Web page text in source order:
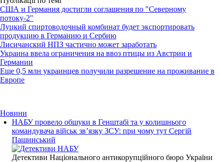
США и Германия достигли соглашения по "Северному
потоку-2"
Луцкий спиртоводочный комбинат будет экспортировать
продукцию в Германию и Сербию
Лисичанский НПЗ частично может заработать
Украина ввела ограничения на ввоз птицы из Австрии и
Германии
Еще 0,5 млн украинцев получили разрешение на проживание в
Европе
Новини
НАБУ провело обшуки в Генштабі та у колишнього
командувача військ зв’язку ЗСУ: при чому тут Сергій
Пашинський
Детективи Національного антикорупційного бюро України